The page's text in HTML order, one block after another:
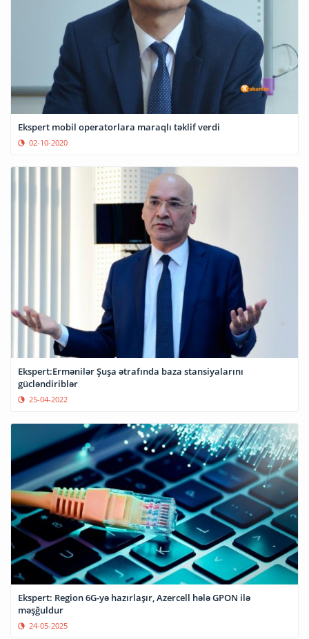
Ekspert mobil operatorlara maraqlı təklif verdi
02-10-2020
Ekspert:Ermənilər Şuşa ətrafında baza stansiyalarını
gücləndiriblər
25-04-2022
Ekspert: Region 6G-yə hazırlaşır, Azercell hələ GPON ilə
məşğuldur
24-05-2025